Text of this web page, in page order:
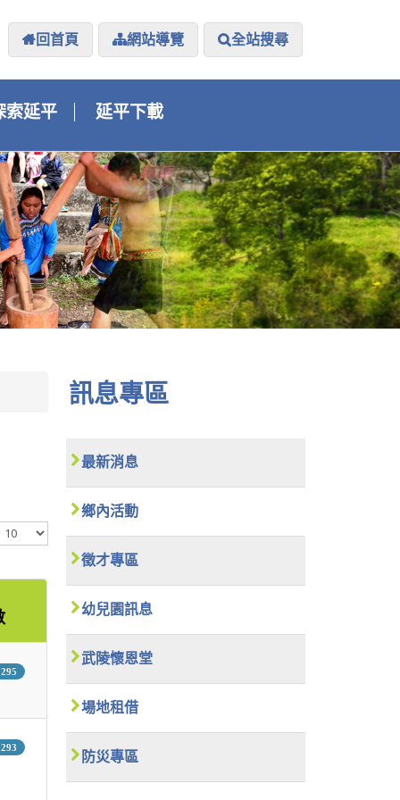
回首頁 網站導覽 全站搜尋
索延平 延平下載
顯
訊息專區
最新消息
鄉內活動
徵才專區
幼兒園訊息
武陵懷恩堂
場地租借
防災專區